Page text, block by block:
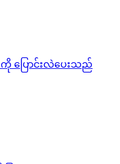
ပြောင်းလဲပေးသည်